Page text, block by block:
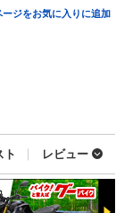
ージをお気に入りに追加
ト レビュー